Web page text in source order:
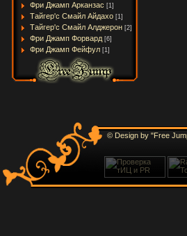
Фри Джамп Арканзас [1]
Тайгер'с Смайл Айдахо [1]
Тайгер'с Смайл Алджерон [2]
Фри Джамп Форвард [6]
Фри Джамп Фейфул [1]
© Design by "Free